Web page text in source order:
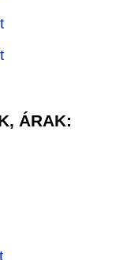
ÁRAK: